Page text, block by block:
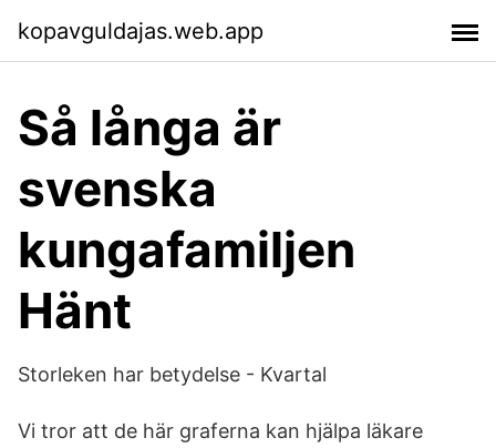
kopavguldajas.web.app
Så långa är
svenska
kungafamiljen
Hänt
Storleken har betydelse - Kvartal
Vi tror att de här graferna kan hjälpa läkare